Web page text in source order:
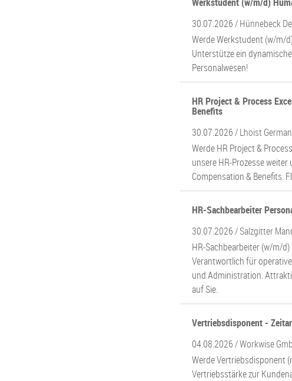
30.07.2026 /Hünnebeck
Werde Werkstudent (w/m/
Unterstütze ein
Personalwesen!
HR Project & Process
Benefits
30.07.2026 /Lhoist
Werde HR Project &
unsere HR-Prozesse
Compensation & Benefits.
HR-Sachbearbeiter
30.07.2026 /Salzgitter
HR-Sachbearbeiter (w/m/
Verantwortlich für
und Administration.
auf Sie.
Vertriebsdisponent -
04.08.2026 /Workwise
Werde Vertriebsdisponent
Vertriebsstärke zur